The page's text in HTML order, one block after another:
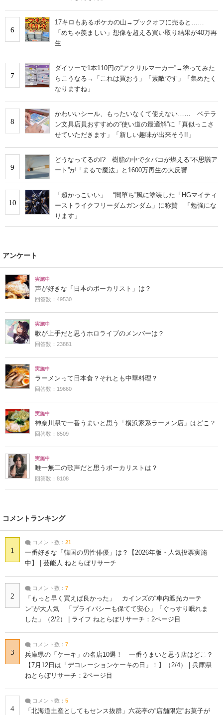
6
17キロもあるポケカの山→ブックオフに売ると……
「めちゃ羨ましい」想像を超える買い取り結果が40万再
生
7
ダイソーで1本110円の“アクリルマーカー”→塗ってみた
らこうなる→「これは買おう」「素敵です」「集めたく
なりますね」
8
かわいいシール、もったいなくて使えない…… ベテラ
ン文具店員おすすめの“使い道の最適解”に「真似っこさ
せていただきます」「新しい趣味が出来そう!!」
9
どうなってるの!? 樹脂の中でタバコが燃える“不思議ア
ート”が「まるで魔法」と1600万再生の大反響
10
「超かっこいい」 “闇堕ち”風に塗装した「HGマイティ
ーストライクフリーダムガンダム」に称賛 「勉強にな
ります」
アンケート
実施中
声が好きな「日本のボーカリスト」は？
回答数：49530
実施中
歌が上手だと思うホロライブのメンバーは？
回答数：23881
実施中
ラーメンって日本食？それとも中華料理？
回答数：19660
実施中
神奈川県で一番うまいと思う「横浜家系ラーメン店」はどこ？
回答数：8509
実施中
唯一無二の歌声だと思うボーカリストは？
回答数：8108
コメントランキング
1
コメント数： 21
一番好きな「韓国の男性俳優」は？【2026年版・人気投票実施
中】 | 芸能人 ねとらぼリサーチ
2
コメント数： 7
「もっと早く買えば良かった」 カインズの“車内遮光カーテ
ン”が大人気 「プライバシーも保てて安心」「ぐっすり眠れま
した」（2/2） | ライフ ねとらぼリサーチ：2ページ目
3
コメント数： 7
兵庫県の「ケーキ」の名店10選！ 一番うまいと思う店はどこ？
【7月12日は「デコレーションケーキの日」！】（2/4） | 兵庫県
ねとらぼリサーチ：2ページ目
4
コメント数： 5
「北海道土産としてもセンス抜群」六花亭の“店舗限定”お菓子が